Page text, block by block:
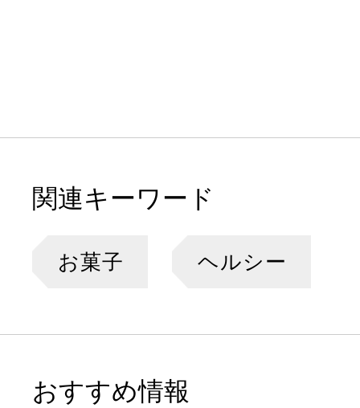
関連キーワード
お菓子 ヘルシー
おすすめ情報